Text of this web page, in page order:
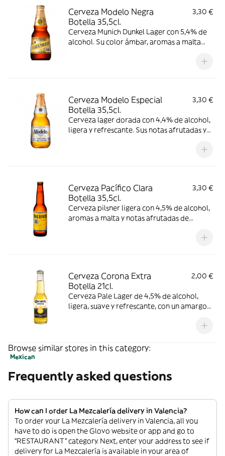
Cerveza Modelo Negra
Botella 35,5cl.
3,30 €
Cerveza Munich Dunkel Lager con 5,4% de
alcohol. Su color ámbar, aromas a malta
perfil afrutado y maltoso. Consumir entre
Cerveza Modelo Especial
Botella 35,5cl.
3,30 €
Cerveza lager dorada con 4,4% de alcohol,
ligera y refrescante. Sus notas afrutadas y
Cerveza Pacífico Clara
Botella 35,5cl.
3,30 €
Cerveza pilsner ligera con 4,5% de alcohol,
aromas a malta y notas afrutadas de
Cerveza Corona Extra
Botella 21cl.
2,00 €
Cerveza Pale Lager de 4,5% de alcohol,
ligera, suave y refrescante, con un amargor
Browse similar stores in this category:
Mexican
Frequently asked questions
How can I order La Mezcalería delivery in Valencia?
To order your La Mezcalería delivery in Valencia, all you
have to do is open the Glovo website or app and go to
“RESTAURANT” category. Next, enter your address to see if
delivery for La Mezcalería is available in your area of